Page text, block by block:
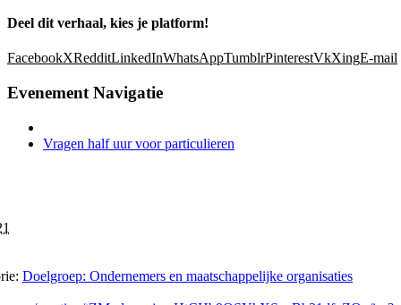
Deel dit verhaal, kies je platform!
FacebookXRedditLinkedInWhatsAppTumblrPinterestVkXingE-mail
Evenement Navigatie
Vragen half uur voor particulieren
Doelgroep: Ondernemers en maatschappelijke organisaties